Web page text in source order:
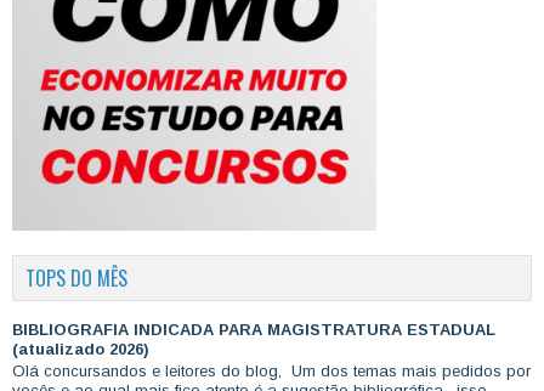
TOPS DO MÊS
BIBLIOGRAFIA INDICADA PARA MAGISTRATURA ESTADUAL
(atualizado 2026)
Olá concursandos e leitores do blog, Um dos temas mais pedidos por